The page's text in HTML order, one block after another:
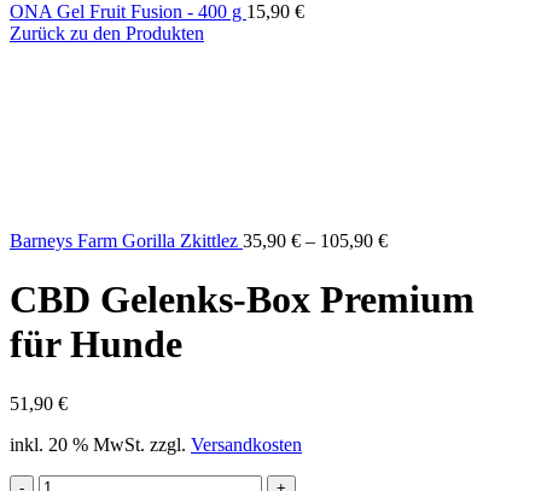
ONA Gel Fruit Fusion - 400 g 15,90 €
Zurück zu den Produkten
Barneys Farm Gorilla Zkittlez 35,90 € – 105,90 €
CBD Gelenks-Box Premium
für Hunde
51,90 €
inkl. 20 % MwSt. zzgl. Versandkosten
CBD